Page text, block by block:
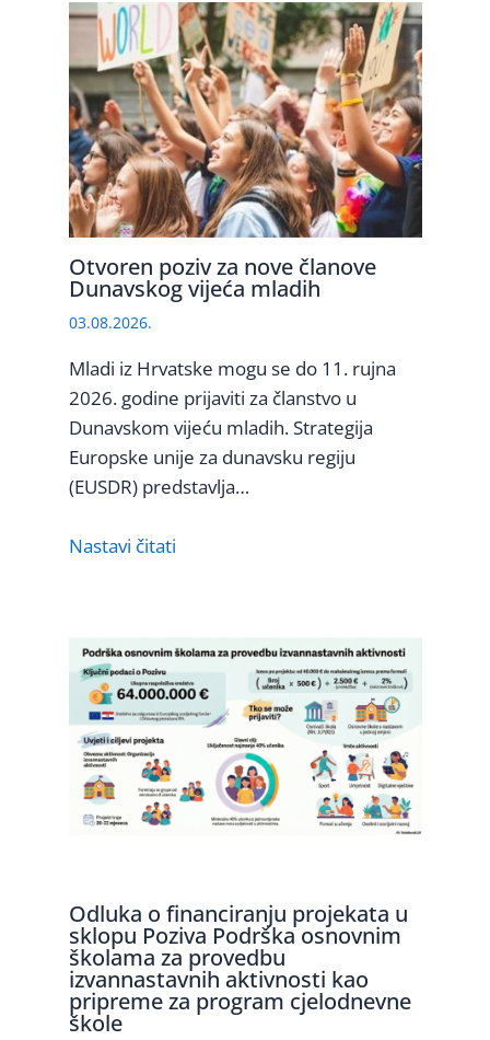
Otvoren poziv za nove članove
Dunavskog vijeća mladih
03.08.2026.
Mladi iz Hrvatske mogu se do 11. rujna
2026. godine prijaviti za članstvo u
Dunavskom vijeću mladih. Strategija
Europske unije za dunavsku regiju
(EUSDR) predstavlja…
Nastavi čitati
Odluka o financiranju projekata u
sklopu Poziva Podrška osnovnim
školama za provedbu
izvannastavnih aktivnosti kao
pripreme za program cjelodnevne
škole